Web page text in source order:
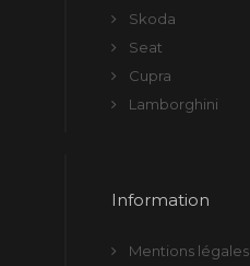
Skoda
Seat
Cupra
Lamborghini
Information
Mentions légales